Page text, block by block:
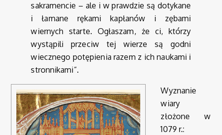
sakramencie – ale i w prawdzie są dotykane
i łamane rękami kapłanów i zębami
wiernych starte. Ogłaszam, że ci, którzy
wystąpili przeciw tej wierze są godni
wiecznego potępienia razem z ich naukami i
stronnikami”.
Wyznanie
wiary
złożone w
1079 r.: